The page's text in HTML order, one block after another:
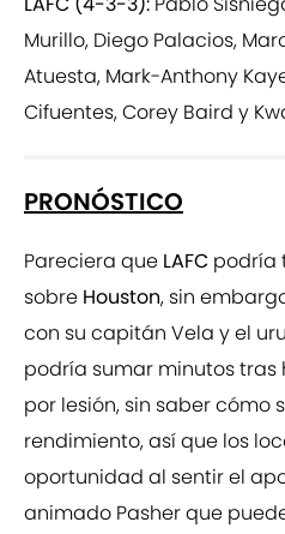
Murillo, Diego Palacios,
Atuesta, Mark-Anthony
Cifuentes, Corey Baird y
PRONÓSTICO
Pareciera que LAFC podría
sobre Houston, sin
con su capitán Vela y el
podría sumar minutos
por lesión, sin saber cómo
rendimiento, así que los
oportunidad al sentir el
animado Pasher que